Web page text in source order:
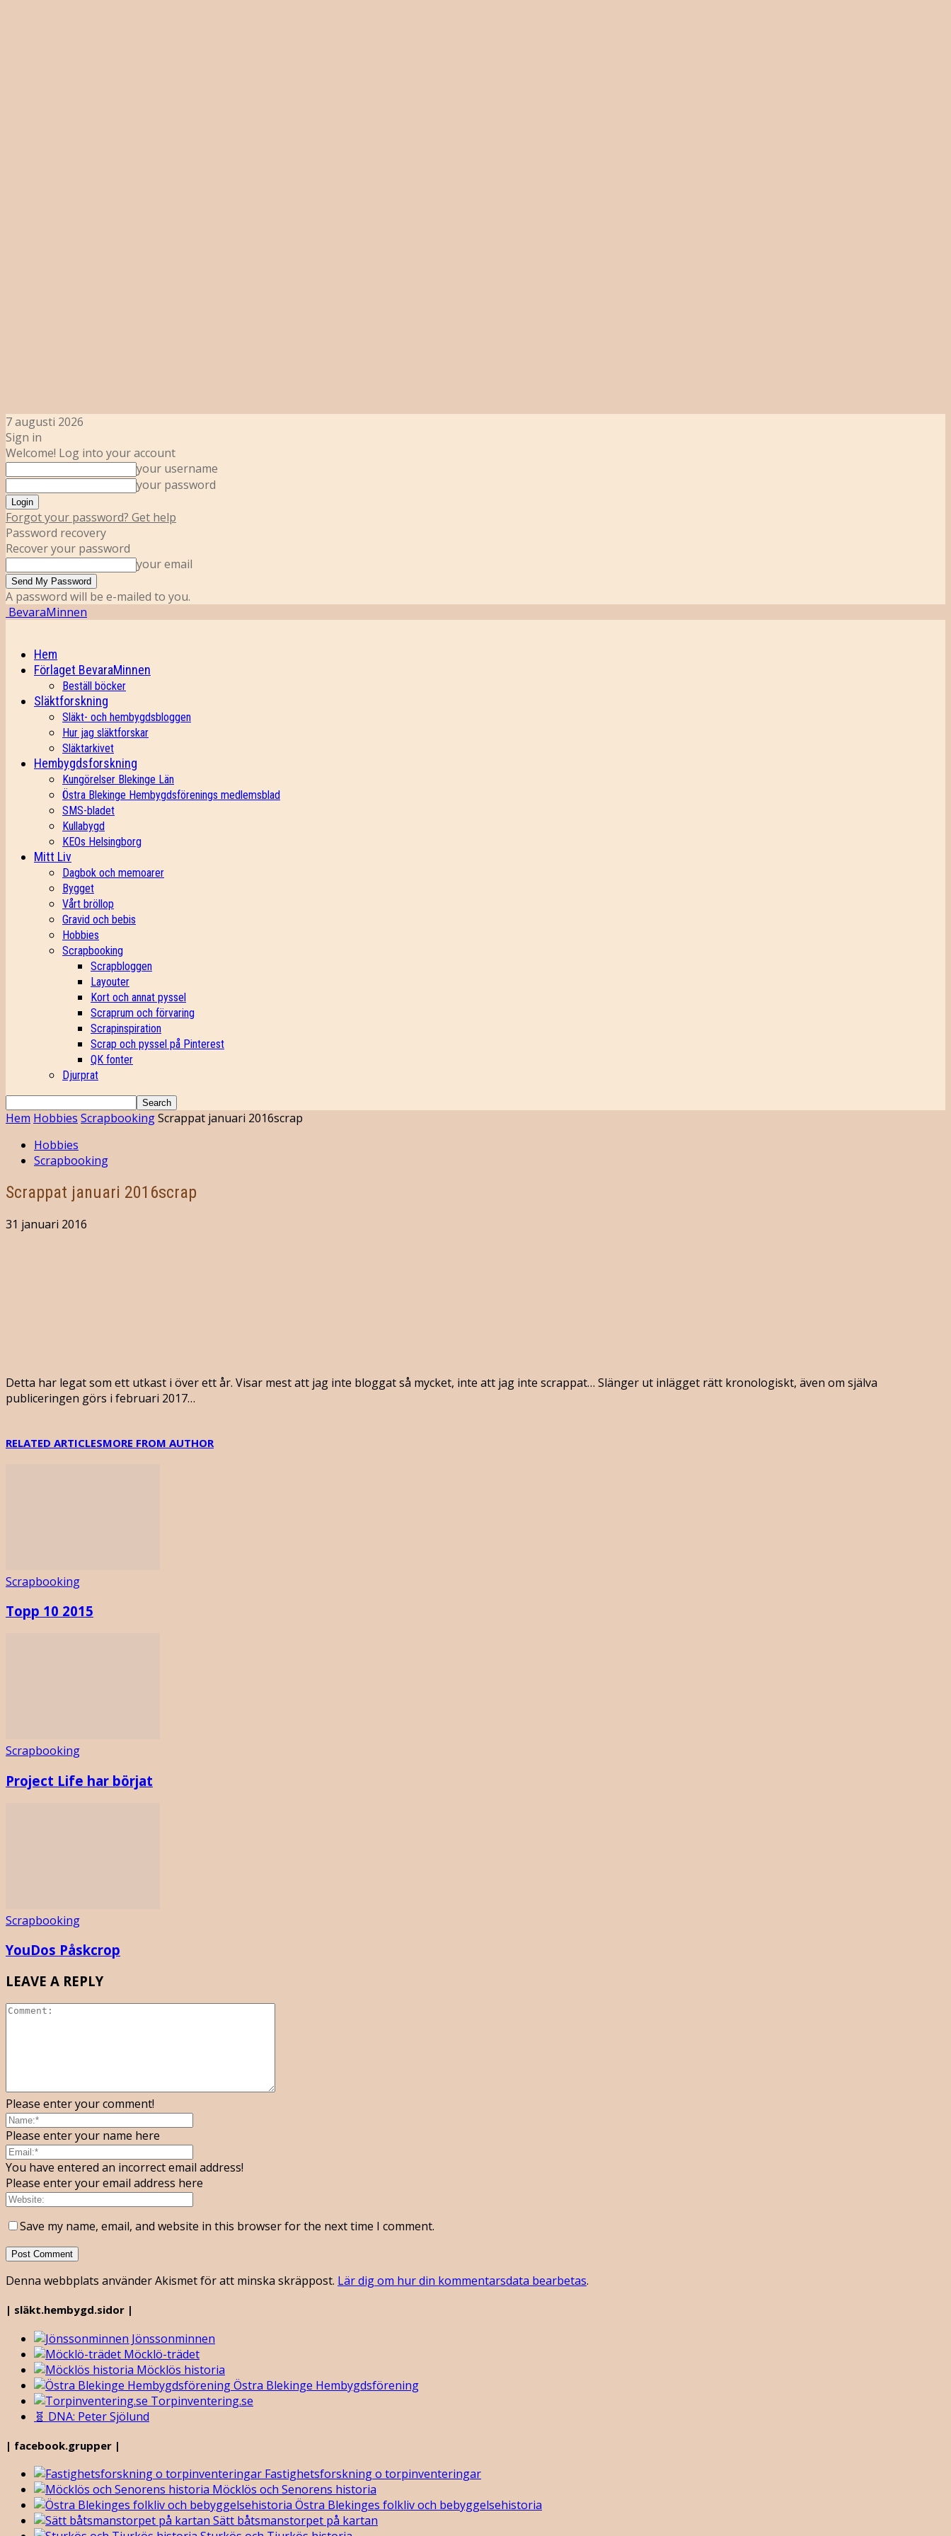
7 augusti 2026
Sign in
Welcome! Log into your account
your username
your password
Forgot your password? Get help
Password recovery
Recover your password
your email
A password will be e-mailed to you.
BevaraMinnen
Hem
Förlaget BevaraMinnen
Beställ böcker
Släktforskning
Släkt- och hembygdsbloggen
Hur jag släktforskar
Släktarkivet
Hembygdsforskning
Kungörelser Blekinge Län
Östra Blekinge Hembygdsförenings medlemsblad
SMS-bladet
Kullabygd
KEOs Helsingborg
Mitt Liv
Dagbok och memoarer
Bygget
Vårt bröllop
Gravid och bebis
Hobbies
Scrapbooking
Scrapbloggen
Layouter
Kort och annat pyssel
Scraprum och förvaring
Scrapinspiration
Scrap och pyssel på Pinterest
QK fonter
Djurprat
Hem Hobbies ScrapbookingScrappat januari 2016scrap
Hobbies
Scrapbooking
Scrappat januari 2016scrap
31 januari 2016
Detta har legat som ett utkast i över ett år. Visar mest att jag inte bloggat så mycket, inte att jag inte scrappat… Slänger ut inlägget rätt kronologiskt, även om själva
publiceringen görs i februari 2017…
RELATED ARTICLESMORE FROM AUTHOR
Scrapbooking
Topp 10 2015
Scrapbooking
Project Life har börjat
Scrapbooking
YouDos Påskcrop
LEAVE A REPLY
Please enter your comment!
Please enter your name here
You have entered an incorrect email address!
Please enter your email address here
Save my name, email, and website in this browser for the next time I comment.
Denna webbplats använder Akismet för att minska skräppost. Lär dig om hur din kommentarsdata bearbetas.
| släkt.hembygd.sidor |
Jönssonminnen
Möcklö-trädet
Möcklös historia
Östra Blekinge Hembygdsförening
Torpinventering.se
🧬 DNA: Peter Sjölund
| facebook.grupper |
Fastighetsforskning o torpinventeringar
Möcklös och Senorens historia
Östra Blekinges folkliv och bebyggelsehistoria
Sätt båtsmanstorpet på kartan